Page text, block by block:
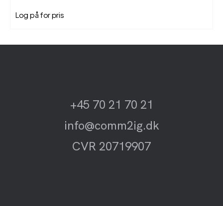
Log på for pris
+45 70 21 70 21
info@comm2ig.dk
CVR 20719907